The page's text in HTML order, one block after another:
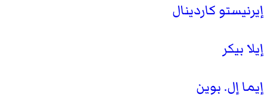
إيرنيستو كاردينال
إيلا بيكر
إيما إل. بوين